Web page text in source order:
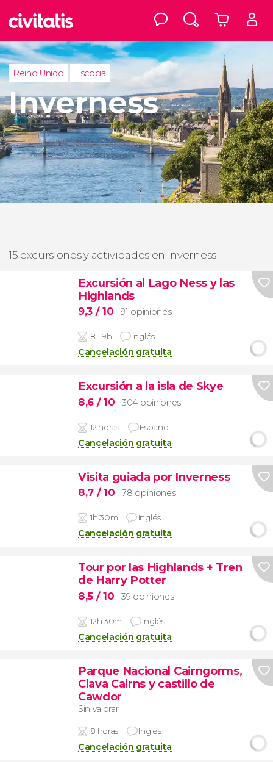
Reino Unido Escocia
Inverness
15 excursiones y actividades en Inverness
Excursión al Lago Ness y las
Highlands
9,3 / 10 91 opiniones
8 - 9h Inglés
Cancelación gratuita
Excursión a la isla de Skye
8,6 / 10 304 opiniones
12 horas Español
Cancelación gratuita
Visita guiada por Inverness
8,7 / 10 78 opiniones
1h 30m Inglés
Cancelación gratuita
Tour por las Highlands + Tren
de Harry Potter
8,5 / 10 39 opiniones
12h 30m Inglés
Cancelación gratuita
Parque Nacional Cairngorms,
Clava Cairns y castillo de
Cawdor
Sin valorar
8 horas Inglés
Cancelación gratuita